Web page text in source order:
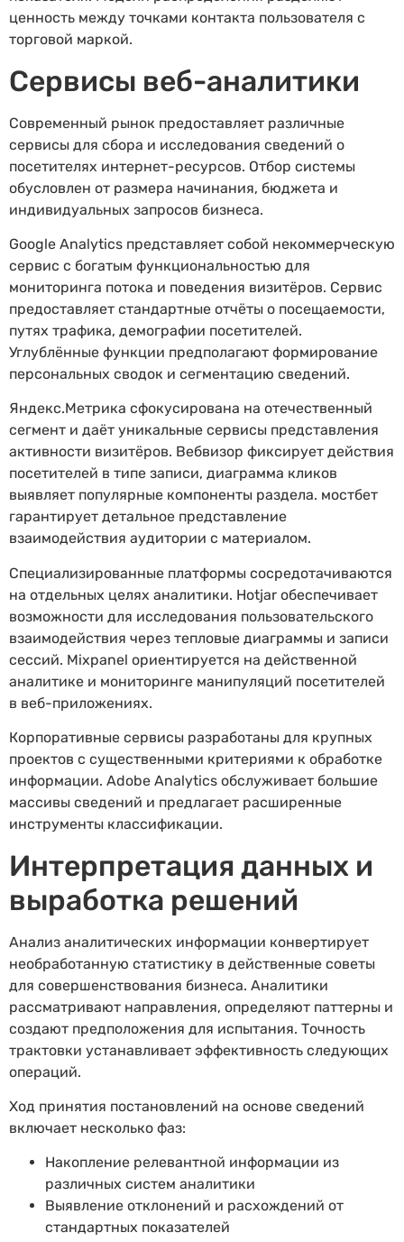
ценность между точками контакта пользователя с
торговой маркой.
Сервисы веб-аналитики
Современный рынок предоставляет различные
сервисы для сбора и исследования сведений о
посетителях интернет-ресурсов. Отбор системы
обусловлен от размера начинания, бюджета и
индивидуальных запросов бизнеса.
Google Analytics представляет собой некоммерческую
сервис с богатым функциональностью для
мониторинга потока и поведения визитёров. Сервис
предоставляет стандартные отчёты о посещаемости,
путях трафика, демографии посетителей.
Углублённые функции предполагают формирование
персональных сводок и сегментацию сведений.
Яндекс.Метрика сфокусирована на отечественный
сегмент и даёт уникальные сервисы представления
активности визитёров. Вебвизор фиксирует действия
посетителей в типе записи, диаграмма кликов
выявляет популярные компоненты раздела. мостбет
гарантирует детальное представление
взаимодействия аудитории с материалом.
Специализированные платформы сосредотачиваются
на отдельных целях аналитики. Hotjar обеспечивает
возможности для исследования пользовательского
взаимодействия через тепловые диаграммы и записи
сессий. Mixpanel ориентируется на действенной
аналитике и мониторинге манипуляций посетителей
в веб-приложениях.
Корпоративные сервисы разработаны для крупных
проектов с существенными критериями к обработке
информации. Adobe Analytics обслуживает большие
массивы сведений и предлагает расширенные
инструменты классификации.
Интерпретация данных и
выработка решений
Анализ аналитических информации конвертирует
необработанную статистику в действенные советы
для совершенствования бизнеса. Аналитики
рассматривают направления, определяют паттерны и
создают предположения для испытания. Точность
трактовки устанавливает эффективность следующих
операций.
Ход принятия постановлений на основе сведений
включает несколько фаз:
Накопление релевантной информации из
различных систем аналитики
Выявление отклонений и расхождений от
стандартных показателей